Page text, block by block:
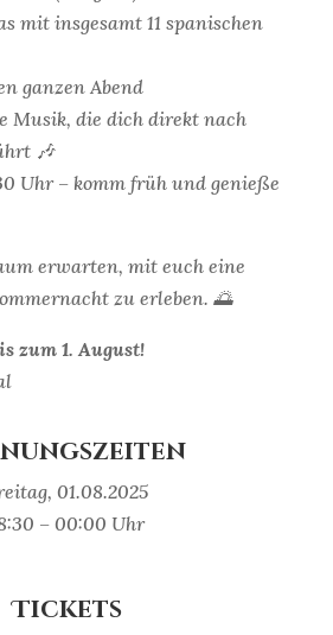
mit insgesamt 11 spanischen
ganzen Abend
Musik, die dich direkt nach
🎶
Uhr – komm früh und genieße
erwarten, mit euch eine
zu erleben. 🌅
zum 1. August!
01.08.2025
– 00:00 Uhr
Tickets